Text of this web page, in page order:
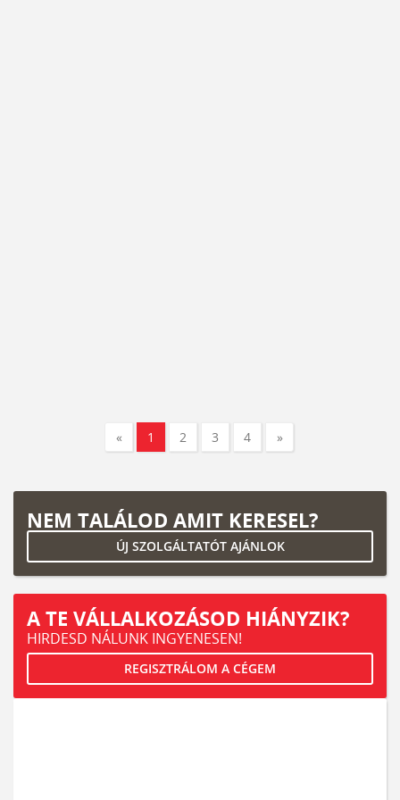
« 1 2 3 4 »
NEM TALÁLOD AMIT KERESEL?
ÚJ SZOLGÁLTATÓT AJÁNLOK
A TE VÁLLALKOZÁSOD HIÁNYZIK?
HIRDESD NÁLUNK INGYENESEN!
REGISZTRÁLOM A CÉGEM